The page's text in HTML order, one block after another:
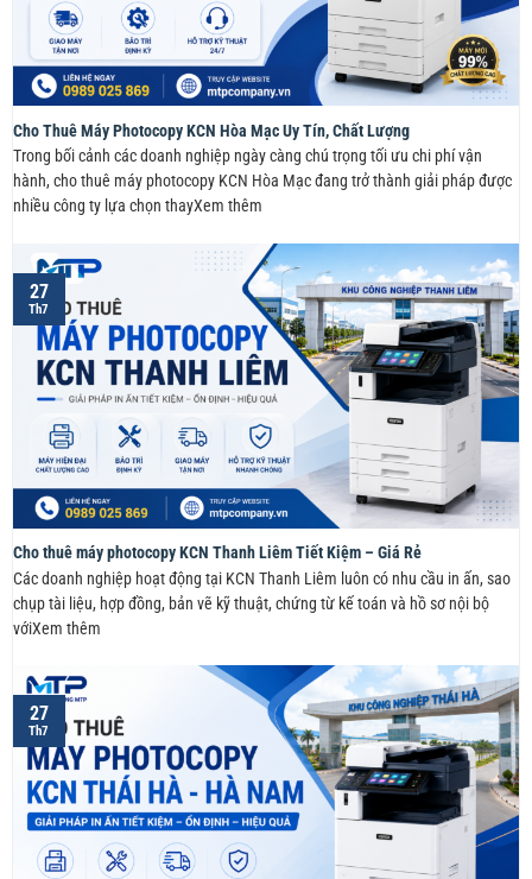
Cho Thuê Máy Photocopy KCN Hòa Mạc Uy Tín, Chất Lượng
Trong bối cảnh các doanh nghiệp ngày càng chú trọng tối ưu chi phí vận
hành, cho thuê máy photocopy KCN Hòa Mạc đang trở thành giải pháp được
nhiều công ty lựa chọn thayXem thêm
Cho thuê máy photocopy KCN Thanh Liêm Tiết Kiệm – Giá Rẻ
Các doanh nghiệp hoạt động tại KCN Thanh Liêm luôn có nhu cầu in ấn, sao
chụp tài liệu, hợp đồng, bản vẽ kỹ thuật, chứng từ kế toán và hồ sơ nội bộ
vớiXem thêm
27
Th7
27
Th7